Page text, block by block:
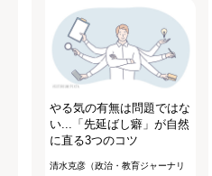
やる気の有無は問題ではな
い...「先延ばし癖」が自然
に直る3つのコツ
清水克彦（政治・教育ジャーナリ